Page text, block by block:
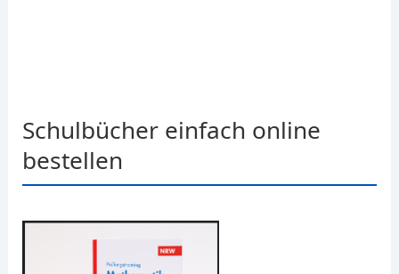
Schulbücher einfach online
bestellen